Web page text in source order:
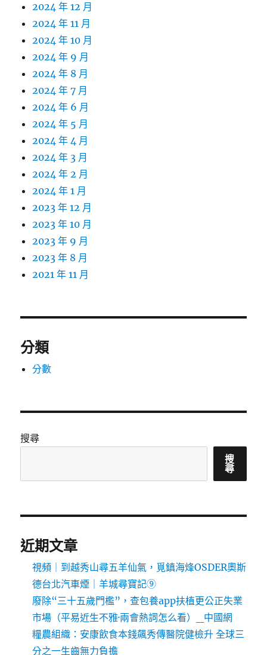
2024 年 12 月
2024 年 11 月
2024 年 10 月
2024 年 9 月
2024 年 8 月
2024 年 7 月
2024 年 6 月
2024 年 5 月
2024 年 4 月
2024 年 3 月
2024 年 2 月
2024 年 1 月
2023 年 12 月
2023 年 10 月
2023 年 9 月
2023 年 8 月
2021 年 11 月
分類
分數
搜尋
搜
尋
近期文章
視頻｜到越秀山尋五羊仙氣，覓鎮海烽OSDER奧斯
德台北汽車煙｜羊城尋寶記⑨
廢除“三十五歲門檻”，查包養app扶植更公正失業
市場（平易近生不雅·兩會熱詞怎么看）_中國網
糧農組織：安康飲食本錢飆秀傳醫院健檢升 全球三
分之一生齒無力負擔